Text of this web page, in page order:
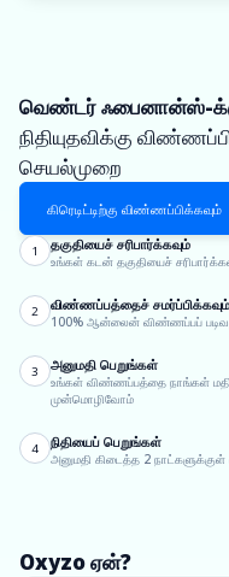
வெண்டர் ஃபைனான்ஸ்-
நிதியுதவிக்கு
செயல்முறை
கிரெடிட்டிற்கு விண்ணப்பிக்கவும்
1 தகுதியைச் சரிபார்க்கவும்
உங்கள் கடன் தகுதியைச்
2 விண்ணப்பத்தைச் சமர்ப்பிக்கவும்
100% ஆன்லைன் விண்ணப்பப்
3 அனுமதி பெறுங்கள்
உங்கள் விண்ணப்பத்தை நாங்கள்
முன்மொழிவோம்
4 நிதியைப் பெறுங்கள்
அனுமதி கிடைத்த 2
Oxyzo ஏன்?